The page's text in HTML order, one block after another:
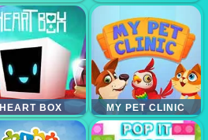
HEART BOX MY PET CLINIC